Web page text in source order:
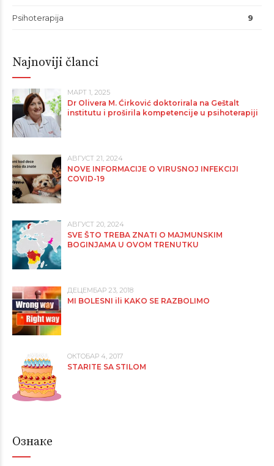
Psihoterapija 9
Najnoviji članci
МАРТ 1, 2025
Dr Olivera M. Ćirković doktorirala na Geštalt
institutu i proširila kompetencije u psihoterapiji
АВГУСТ 21, 2024
NOVE INFORMACIJE O VIRUSNOJ INFEKCIJI
COVID-19
АВГУСТ 20, 2024
SVE ŠTO TREBA ZNATI O MAJMUNSKIM
BOGINJAMA U OVOM TRENUTKU
ДЕЦЕМБАР 23, 2018
MI BOLESNI ili KAKO SE RAZBOLIMO
ОКТОБАР 4, 2017
STARITE SA STILOM
Ознаке